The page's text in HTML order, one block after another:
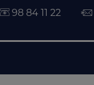
98 84 11 22